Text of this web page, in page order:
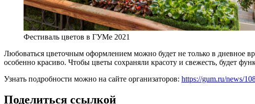
Фестиваль цветов в ГУМе 2021
Любоваться цветочным оформлением можно будет не только в дневное
особенно красиво. Чтобы цветы сохраняли красоту и свежесть, будет
Узнать подробности можно на сайте организаторов: https://gum.ru/news/
Поделиться ссылкой